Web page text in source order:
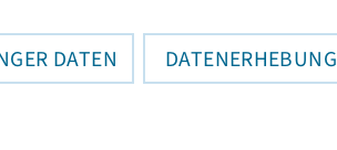
DATEN DATENERHEBUNG